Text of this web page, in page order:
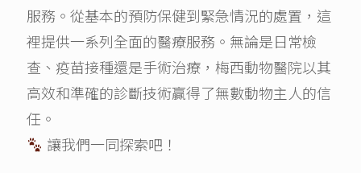
服務。從基本的預防保健到緊急情況的處置，這
裡提供一系列全面的醫療服務。無論是日常檢
查、疫苗接種還是手術治療，梅西動物醫院以其
高效和準確的診斷技術贏得了無數動物主人的信
任。
讓我們一同探索吧！